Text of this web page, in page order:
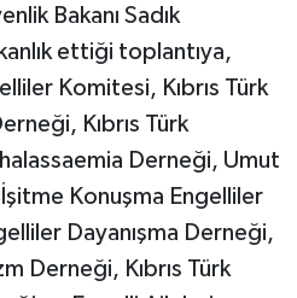
Bakanı Sadık
ettiği toplantıya,
Komitesi, Kıbrıs Türk
Kıbrıs Türk
Derneği, Umut
Konuşma Engelliler
Dayanışma Derneği,
Derneği, Kıbrıs Türk